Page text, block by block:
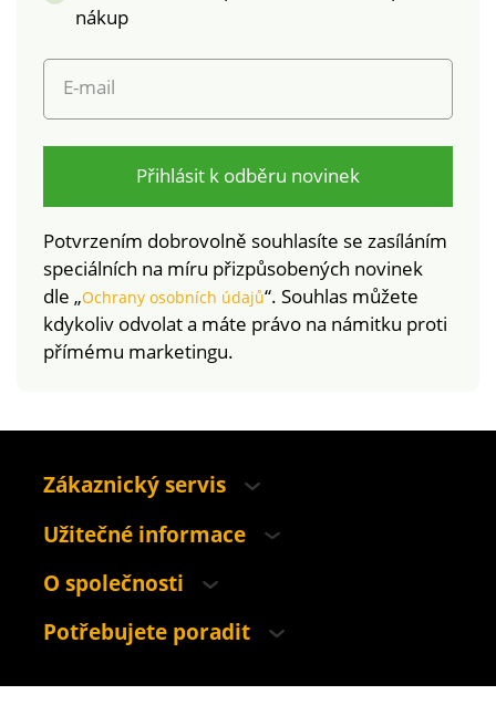
nákup
E-mail
Přihlásit k odběru novinek
Potvrzením dobrovolně souhlasíte se zasíláním
speciálních na míru přizpůsobených novinek
dle „Ochrany osobních údajů“. Souhlas můžete
kdykoliv odvolat a máte právo na námitku proti
přímému marketingu.
Zákaznický servis
Užitečné informace
O společnosti
Potřebujete poradit